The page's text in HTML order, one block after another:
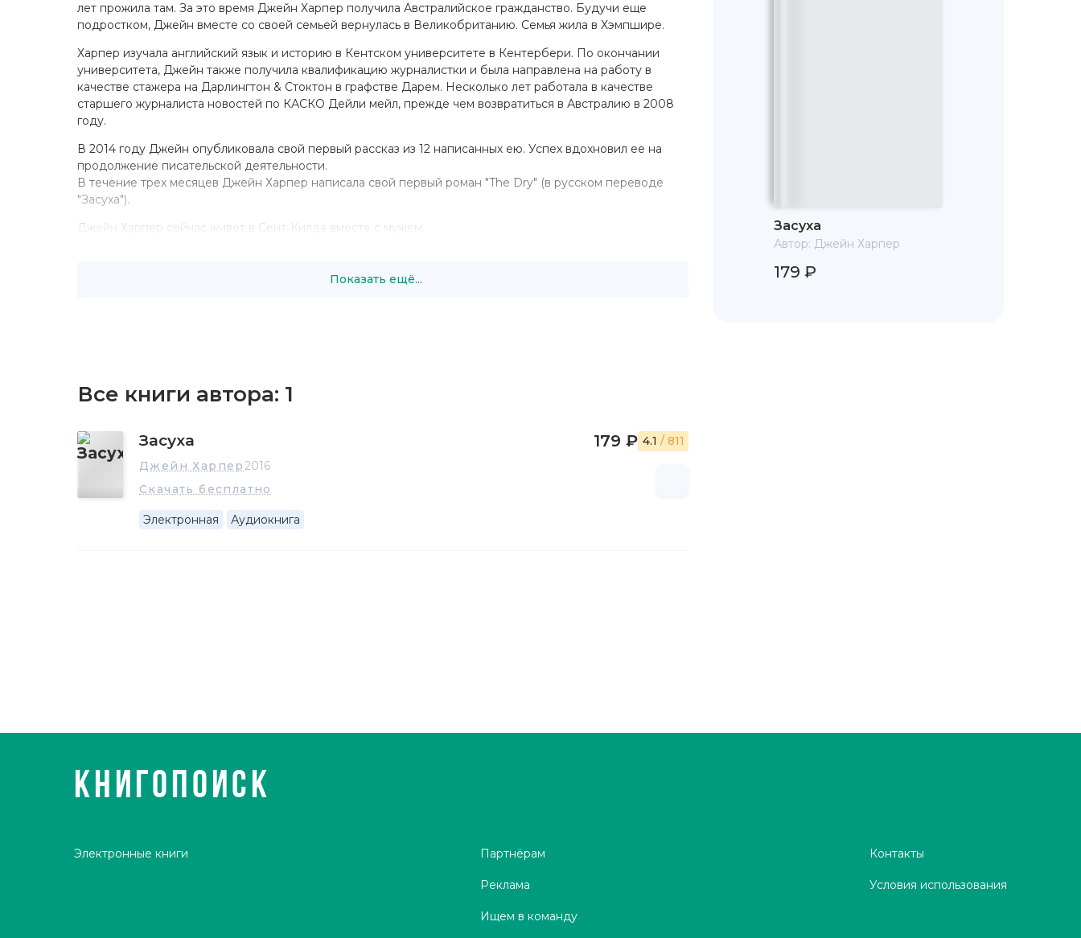
лет прожила там. За это время Джейн Харпер получила Австралийское гражданство. Будучи еще
подростком, Джейн вместе со своей семьей вернулась в Великобританию. Семья жила в Хэмпшире.
Харпер изучала английский язык и историю в Кентском университете в Кентербери. По окончании
университета, Джейн также получила квалификацию журналистки и была направлена на работу в
качестве стажера на Дарлингтон & Стоктон в графстве Дарем. Несколько лет работала в качестве
старшего журналиста новостей по КАСКО Дейли мейл, прежде чем возвратиться в Австралию в 2008
году.
В 2014 году Джейн опубликовала свой первый рассказ из 12 написанных ею. Успех вдохновил ее на
продолжение писательской деятельности.
В течение трех месяцев Джейн Харпер написала свой первый роман "The Dry" (в русском переводе
"Засуха").
Джейн Харпер сейчас живет в Сент-Килда вместе с мужем.
Показать ещё...
Все книги автора: 1
Засуха
Джейн Харпер2016
Скачать бесплатно
Электронная Аудиокнига
179 ₽ 4.1 / 811
Засуха
Автор: Джейн Харпер
179 ₽
КНИГОПОИСК
Электронные книги Партнёрам
Реклама
Ищем в команду
Контакты
Условия использования